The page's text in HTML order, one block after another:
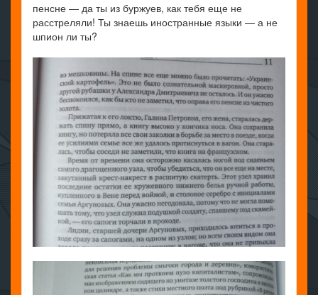
пенсне — да ты из буржуев, как тебя еще не
расстреляли! Ты знаешь иностранные языки — а не
шпион ли ты?